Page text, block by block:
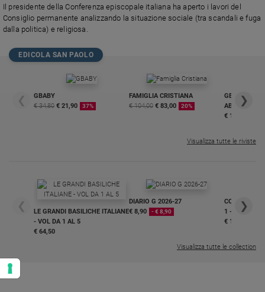
Contatti
Pubblicità
Redazione
Il presidente della Conferenza episcopale italiana ha aperto i lavori del
Consiglio permanente analizzando la situazione sociale (tra scandali e fuga
dalla politica) e religiosa.
EDICOLA SAN PAOLO
❮
GBABY
€ 34,80 € 21,90 37%
FAMIGLIA CRISTIANA
€ 104,00 € 83,00 20%
GBABY
€ 16,99
❯
Visualizza tutte le riviste
❮
LE GRANDI BASILICHE ITALIANE
- VOL DA 1 AL 5
€ 64,50
DIARIO G 2026-27
€ 8,90
- € 8,90
COLLANA
1 - 2
€ 18,50
❯
Visualizza tutte le collection